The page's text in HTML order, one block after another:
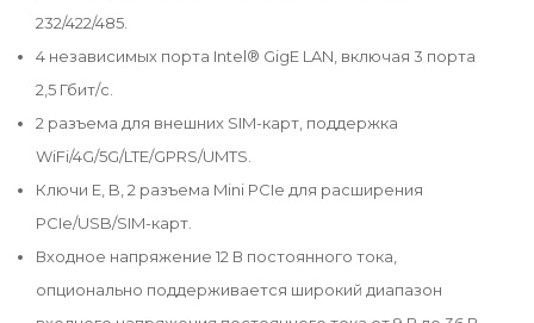
232/422/485.
4 независимых порта Intel® GigE LAN, включая 3 порта
2,5 Гбит/с.
2 разъема для внешних SIM-карт, поддержка
WiFi/4G/5G/LTE/GPRS/UMTS.
Ключи E, B, 2 разъема Mini PCIe для расширения
PCIe/USB/SIM-карт.
Входное напряжение 12 В постоянного тока,
опционально поддерживается широкий диапазон